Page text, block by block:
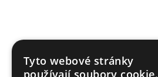
Tyto webové stránky
používají soubory cookie.